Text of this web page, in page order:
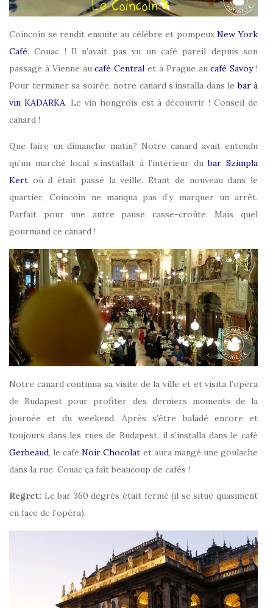
Coincoin se rendit ensuite au célèbre et pompeuxNew York
Café. Couac ! Il n’avait pas vu un café pareil depuis son
passage à Vienne aucafé Central et à Prague aucafé Savoy!
Pour terminer sa soirée, notre canard s’installa dans lebar à
vin KADARKA. Le vin hongrois est à découvrir ! Conseil de
canard !
Que faire un dimanche matin? Notre canard avait entendu
qu’un marché local s’installait à l’intérieur dubar Szimpla
Kert où il était passé la veille. Étant de nouveau dans le
quartier, Coincoin ne manqua pas d’y marquer un arrêt.
Parfait pour une autre pause casse-croûte. Mais quel
gourmand ce canard !
Notre canard continua sa visite de la ville et et visita l’opéra
de Budapest pour profiter des derniers moments de la
journée et du weekend. Après s’être baladé encore et
toujours dans les rues de Budapest, il s’installa dans le café
Gerbeaud, le caféNoir Chocolat et aura mangé une goulache
dans la rue. Couac ça fait beaucoup de cafés !
Regret: Le bar 360 degrés était fermé (il se situe quasiment
en face de l’opéra).